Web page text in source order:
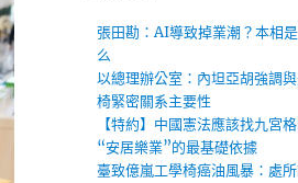
張田勘：AI導致掉業潮？本相
么
以總理辦公室：內坦亞胡強調
椅緊密關系主要性
【特約】中國憲法應該找九宮
“安居樂業”的最基礎依據
臺致億嵐工學椅癌油風暴：處